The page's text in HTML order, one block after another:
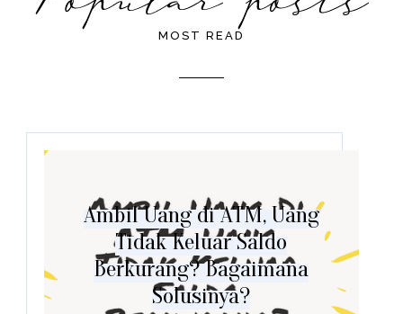
MOST READ
Ambil Uang di ATM, Uang
Tidak Keluar Saldo
Berkurang? Bagaimana
Solusinya?